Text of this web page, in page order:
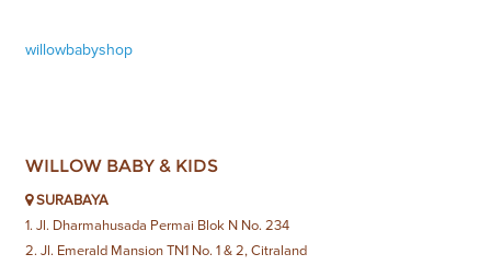
willowbabyshop
WILLOW BABY & KIDS
SURABAYA
1. Jl. Dharmahusada Permai Blok N No. 234
2. Jl. Emerald Mansion TN1 No. 1 & 2, Citraland